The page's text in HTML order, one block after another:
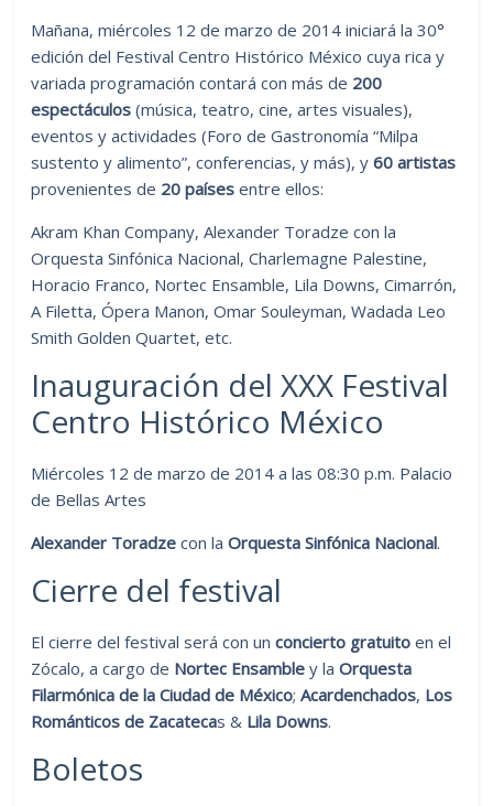
Mañana, miércoles 12 de marzo de 2014 iniciará la 30°
edición del Festival Centro Histórico México cuya rica y
variada programación contará con más de 200
espectáculos (música, teatro, cine, artes visuales),
eventos y actividades (Foro de Gastronomía “Milpa
sustento y alimento”, conferencias, y más), y60 artistas
provenientes de 20 países entre ellos:
Akram Khan Company, Alexander Toradze con la
Orquesta Sinfónica Nacional, Charlemagne Palestine,
Horacio Franco, Nortec Ensamble, Lila Downs, Cimarrón,
A Filetta, Ópera Manon, Omar Souleyman, Wadada Leo
Smith Golden Quartet, etc.
Inauguración del XXX Festival
Centro Histórico México
Miércoles 12 de marzo de 2014 a las 08:30 p.m. Palacio
de Bellas Artes
Alexander Toradze con laOrquesta Sinfónica Nacional.
Cierre del festival
El cierre del festival será con unconcierto gratuito en el
Zócalo, a cargo de Nortec Ensamble y laOrquesta
Filarmónica de la Ciudad de México; Acardenchados, Los
Románticos de Zacatecas & Lila Downs.
Boletos